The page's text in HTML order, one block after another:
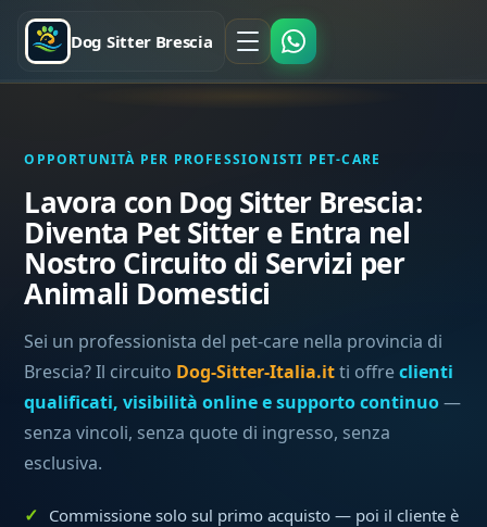
Dog Sitter Brescia
OPPORTUNITÀ PER PROFESSIONISTI PET-CARE
Lavora con Dog Sitter Brescia:
Diventa Pet Sitter e Entra nel
Nostro Circuito di Servizi per
Animali Domestici
Sei un professionista del pet-care nella provincia di
Brescia? Il circuito Dog-Sitter-Italia.itti offreclienti
qualificati, visibilità online e supporto continuo—
senza vincoli, senza quote di ingresso, senza
esclusiva.
Commissione solo sul primo acquisto — poi il cliente è